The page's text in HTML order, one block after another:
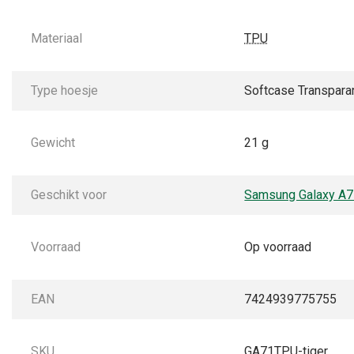
Materiaal TPU
Type hoesje Softcase
Gewicht 21 g
Geschikt voor Samsung Galaxy
Voorraad Op voorraad
EAN 7424939775755